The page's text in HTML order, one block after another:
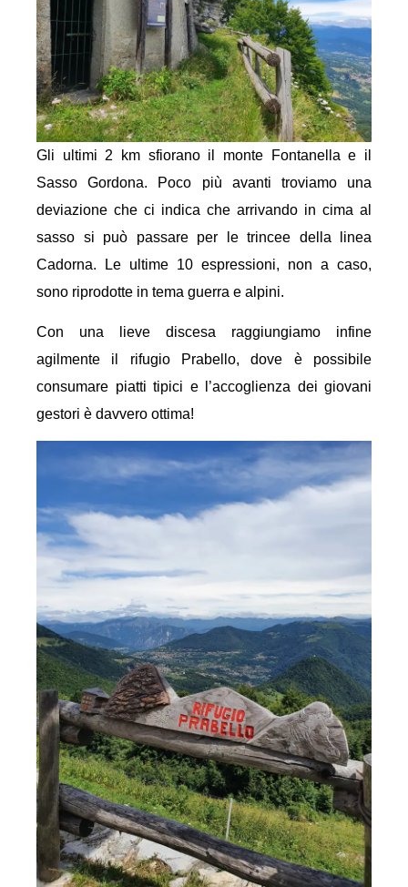
Gli ultimi 2 km sfiorano il monte Fontanella e il
Sasso Gordona. Poco più avanti troviamo una
deviazione che ci indica che arrivando in cima al
sasso si può passare per le trincee della linea
Cadorna. Le ultime 10 espressioni, non a caso,
sono riprodotte in tema guerra e alpini.
Con una lieve discesa raggiungiamo infine
agilmente il rifugio Prabello, dove è possibile
consumare piatti tipici e l’accoglienza dei giovani
gestori è davvero ottima!